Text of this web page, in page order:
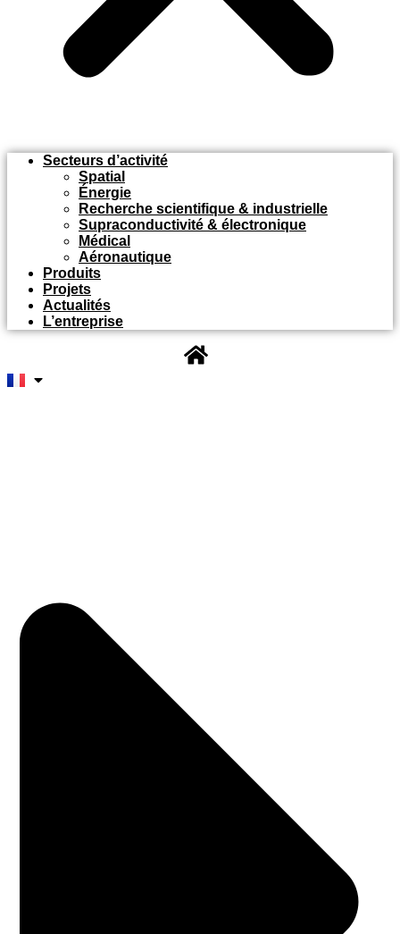
Secteurs d’activité
Spatial
Énergie
Recherche scientifique & industrielle
Supraconductivité & électronique
Médical
Aéronautique
Produits
Projets
Actualités
L’entreprise